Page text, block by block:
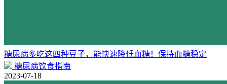
糖尿病多吃这四种豆子，能快速降低血糖！保持血糖稳定
糖尿病饮食指南
2023-07-18